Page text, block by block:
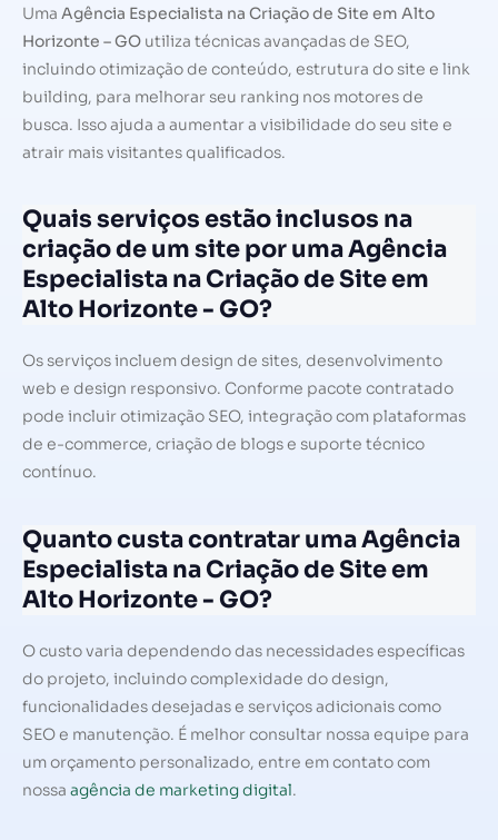
Uma Agência Especialista na Criação de Site em Alto
Horizonte – GO utiliza técnicas avançadas de SEO,
incluindo otimização de conteúdo, estrutura do site e link
building, para melhorar seu ranking nos motores de
busca. Isso ajuda a aumentar a visibilidade do seu site e
atrair mais visitantes qualificados.
Quais serviços estão inclusos na
criação de um site por uma Agência
Especialista na Criação de Site em
Alto Horizonte - GO?
Os serviços incluem design de sites, desenvolvimento
web e design responsivo. Conforme pacote contratado
pode incluir otimização SEO, integração com plataformas
de e-commerce, criação de blogs e suporte técnico
contínuo.
Quanto custa contratar uma Agência
Especialista na Criação de Site em
Alto Horizonte - GO?
O custo varia dependendo das necessidades específicas
do projeto, incluindo complexidade do design,
funcionalidades desejadas e serviços adicionais como
SEO e manutenção. É melhor consultar nossa equipe para
um orçamento personalizado, entre em contato com
nossa agência de marketing digital.